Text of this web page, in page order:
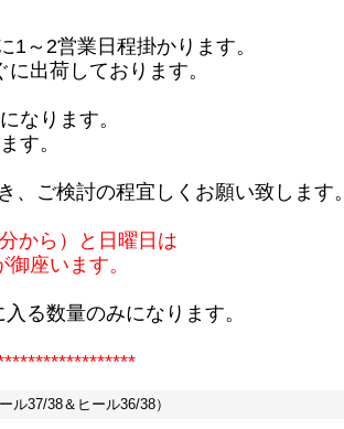
～2営業日程掛かります。
出荷しております。
なります。
す。
ご検討の程宜しくお願い致します。
から）と日曜日は
座います。
る数量のみになります。
37/38＆ヒール36/38）